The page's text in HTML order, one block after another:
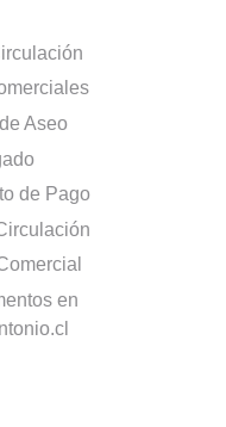
Aseo
de Pago
en